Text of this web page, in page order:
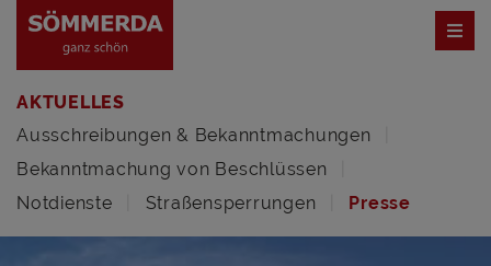
AKTUELLES
Ausschreibungen & Bekanntmachungen
Bekanntmachung von Beschlüssen
Notdienste
Straßensperrungen Presse